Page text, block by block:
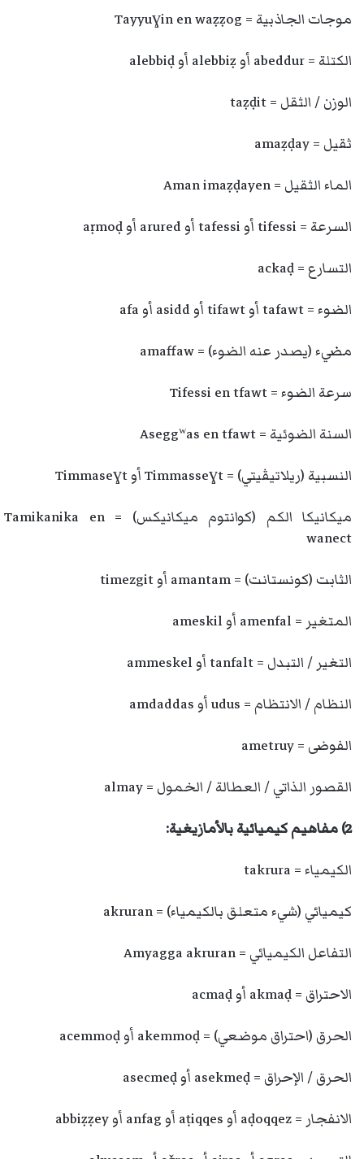
موجات الجاذبية = Tayyuɣin en waẓẓog
الكتلة = abeddur أو alebbiẓ أو alebbiḍ
الوزن / الثقل = taẓḍit
ثقيل = amaẓḍay
الماء الثقيل = Aman imaẓḍayen
السرعة = tifessi أو tafessi أو arured أو aṛmoḍ
التسارع = ackaḍ
الضوء = tafawt أو tifawt أو asidd أو afa
مضيء (يصدر عنه الضوء) = amaffaw
سرعة الضوء = Tifessi en tfawt
السنة الضوئية = Aseggʷas en tfawt
النسبية (ريلاتيڤيتي) = Timmasseɣt أو Timmaseɣt
ميكانيكا الكم (كوانتوم ميكانيكس) = Tamikanika en
wanect
الثابت (كونستانت) = amantam أو timezgit
المتغير = amenfal أو ameskil
التغير / التبدل = tanfalt أو ammeskel
النظام / الانتظام = udus أو amdaddas
الفوضى = ametruy
القصور الذاتي / العطالة / الخمول = almay
2) مفاهيم كيميائية بالأمازيغية:
الكيمياء = takrura
كيميائي (شيء متعلق بالكيمياء) = akruran
التفاعل الكيميائي = Amyagga akruran
الاحتراق = akmaḍ أو acmaḍ
الحرق (احتراق موضعي) = akemmoḍ أو acemmoḍ
الحرق / الإحراق = asekmeḍ أو asecmeḍ
الانفجار = aḍoqqez أو aṭiqqes أو anfag أو abbiẓẓey